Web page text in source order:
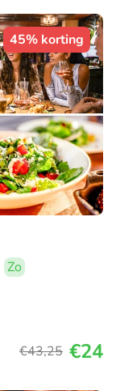
45% korting
Zo
€43,25 €24